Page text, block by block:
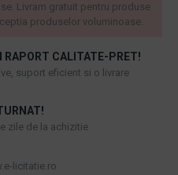
RAPORT CALITATE-PRET!
suport eficient si o livrare
zile de la achizitie
licitatie.ro
Livram gratuit pentru produse
produselor voluminoase.